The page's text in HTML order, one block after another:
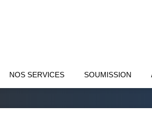
NOS SERVICES SOUMISSION